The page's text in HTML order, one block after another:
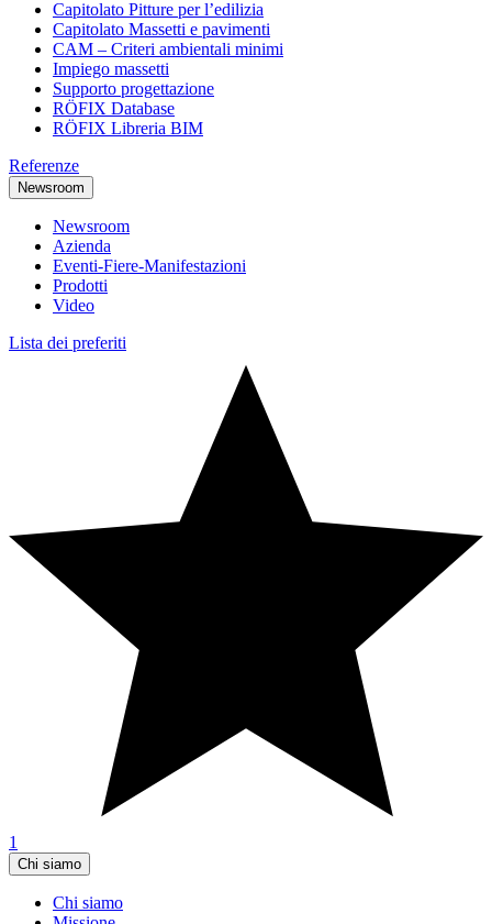
Capitolato Pitture per l’edilizia
Capitolato Massetti e pavimenti
CAM – Criteri ambientali minimi
Impiego massetti
Supporto progettazione
RÖFIX Database
RÖFIX Libreria BIM
Referenze
Newsroom
Newsroom
Azienda
Eventi-Fiere-Manifestazioni
Prodotti
Video
Lista dei preferiti
1
Chi siamo
Chi siamo